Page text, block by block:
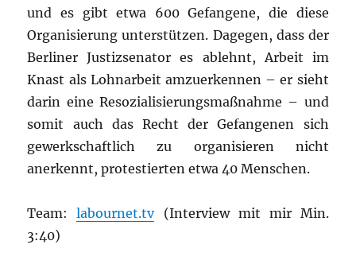
und es gibt etwa 600 Gefangene, die diese
Organisierung unterstützen. Dagegen, dass der
Berliner Justizsenator es ablehnt, Arbeit im
Knast als Lohnarbeit amzuerkennen – er sieht
darin eine Resozialisierungsmaßnahme – und
somit auch das Recht der Gefangenen sich
gewerkschaftlich zu organisieren nicht
anerkennt, protestierten etwa 40 Menschen.
Team:labournet.tv(Interview mit mir Min.
3:40)